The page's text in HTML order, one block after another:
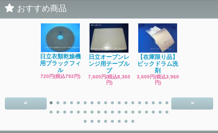
おすすめ商品
日立衣類乾燥機
用ブラックフィ
ル
720円(税込792円)
日立オーブンレ
ンジ用テーブル
プ
7,600円(税込8,360
円)
【在庫限り品】
ビックドラム洗
剤
3,600円(税込3,960
円)
< >